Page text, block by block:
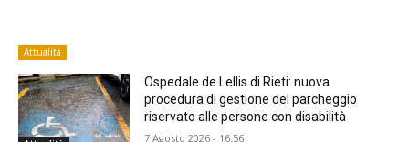
Attualità
Ospedale de Lellis di Rieti: nuova
procedura di gestione del parcheggio
riservato alle persone con disabilità
7 Agosto 2026 - 16:56